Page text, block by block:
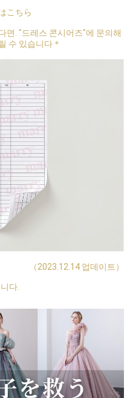
こちら
. "드레스 콘시어즈"에 문의해
수 있습니다＊
（2023.12.14 업데이트）
다.